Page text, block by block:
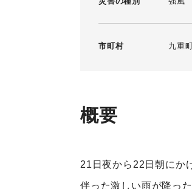
市町村 九重
概要
21日夜から22日朝にか
伴った激しい雨が降っ